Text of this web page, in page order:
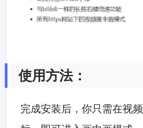
使用方法：
完成安装后，你只需在视